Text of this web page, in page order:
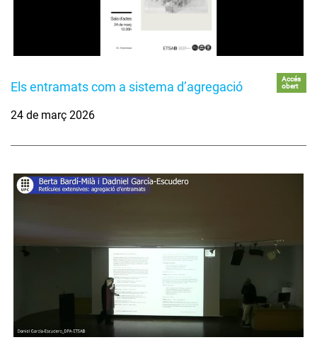
Els entramats com a sistema d’agregació
Accés
obert
24 de març 2026